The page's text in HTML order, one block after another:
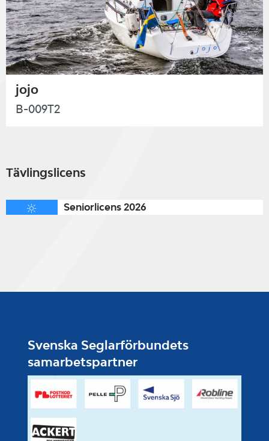
jojo
B-009T2
Tävlingslicens
Seniorlicens 2026
Svenska Seglarförbundets
samarbetspartner